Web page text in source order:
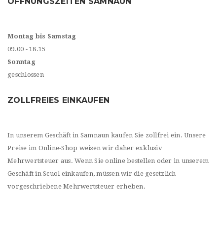
Montag bis Samstag
09.00 - 18.15
Sonntag
geschlossen
ZOLLFREIES EINKAUFEN
In unserem Geschäft in Samnaun kaufen Sie zollfrei ein. Unsere
Preise im Online-Shop weisen wir daher exklusiv
Mehrwertsteuer aus. Wenn Sie online bestellen oder in unserem
Geschäft in Scuol einkaufen, müssen wir die gesetzlich
vorgeschriebene Mehrwertsteuer erheben.